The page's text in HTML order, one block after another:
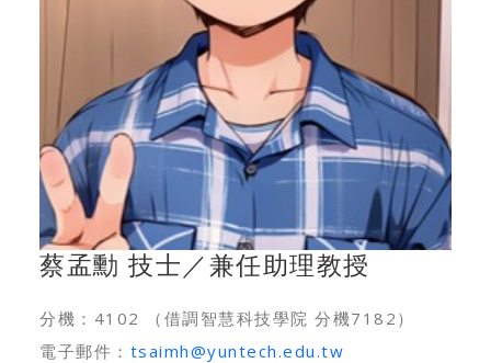
蔡孟勳 技士／兼任助理教授
分機：4102 （借調智慧科技學院 分機7182）
電子郵件： tsaimh@yuntech.edu.tw